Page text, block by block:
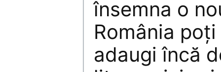
însemna o
România
adaugi încă